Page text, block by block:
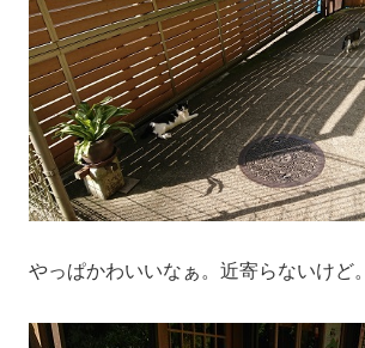
やっぱかわいいなぁ。近寄らないけど。